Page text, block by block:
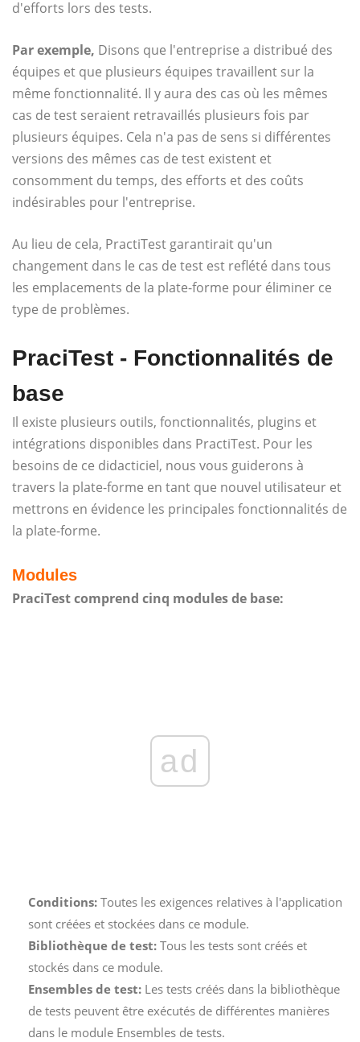
d'efforts lors des tests.
Par exemple, Disons que l'entreprise a distribué des
équipes et que plusieurs équipes travaillent sur la
même fonctionnalité. Il y aura des cas où les mêmes
cas de test seraient retravaillés plusieurs fois par
plusieurs équipes. Cela n'a pas de sens si différentes
versions des mêmes cas de test existent et
consomment du temps, des efforts et des coûts
indésirables pour l'entreprise.
Au lieu de cela, PractiTest garantirait qu'un
changement dans le cas de test est reflété dans tous
les emplacements de la plate-forme pour éliminer ce
type de problèmes.
PraciTest - Fonctionnalités de
base
Il existe plusieurs outils, fonctionnalités, plugins et
intégrations disponibles dans PractiTest. Pour les
besoins de ce didacticiel, nous vous guiderons à
travers la plate-forme en tant que nouvel utilisateur et
mettrons en évidence les principales fonctionnalités de
la plate-forme.
Modules
PraciTest comprend cinq modules de base:
ad
Conditions: Toutes les exigences relatives à l'application
sont créées et stockées dans ce module.
Bibliothèque de test: Tous les tests sont créés et
stockés dans ce module.
Ensembles de test: Les tests créés dans la bibliothèque
de tests peuvent être exécutés de différentes manières
dans le module Ensembles de tests.